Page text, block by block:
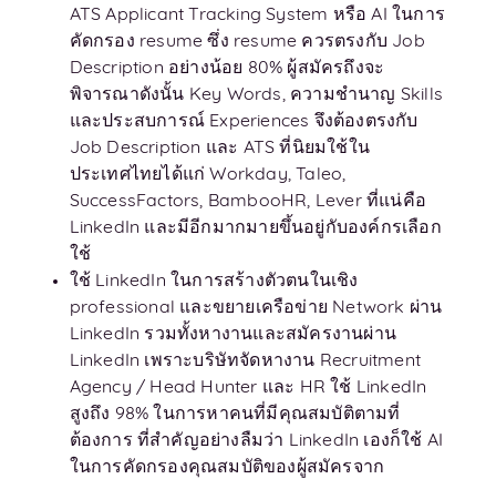
ATS Applicant Tracking System หรือ AI ในการ
คัดกรอง resume ซึ่ง resume ควรตรงกับ Job
Description อย่างน้อย 80% ผู้สมัครถึงจะ
พิจารณาดังนั้น Key Words, ความชำนาญ Skills
และประสบการณ์ Experiences จึงต้องตรงกับ
Job Description และ ATS ที่นิยมใช้ใน
ประเทศไทยได้แก่ Workday, Taleo,
SuccessFactors, BambooHR, Lever ที่แน่คือ
LinkedIn และมีอีกมากมายขึ้นอยู่กับองค์กรเลือก
ใช้
ใช้ LinkedIn ในการสร้างตัวตนในเชิง
professional และขยายเครือข่าย Network ผ่าน
LinkedIn รวมทั้งหางานและสมัครงานผ่าน
LinkedIn เพราะบริษัทจัดหางาน Recruitment
Agency / Head Hunter และ HR ใช้ LinkedIn
สูงถึง 98% ในการหาคนที่มีคุณสมบัติตามที่
ต้องการ ที่สำคัญอย่างลืมว่า LinkedIn เองก็ใช้ AI
ในการคัดกรองคุณสมบัติของผู้สมัครจาก